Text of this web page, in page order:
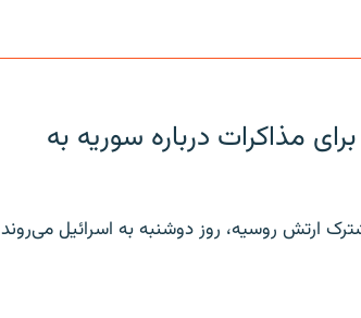
مذاکرات درباره سوریه به
ارتش روسیه، روز دوشنبه به اسرائیل می‌روند